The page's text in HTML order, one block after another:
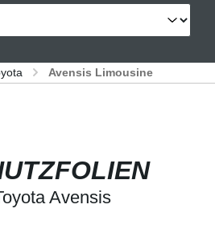
Avensis Limousine
Avensis